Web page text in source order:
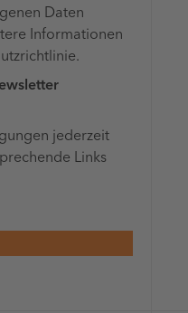
Daten
Informationen
jederzeit
Links